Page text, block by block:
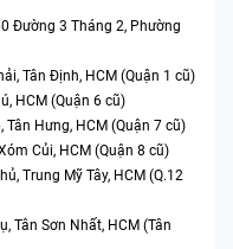
Đường 3 Tháng 2, Phường
Tân Định, HCM (Quận 1 cũ)
HCM (Quận 6 cũ)
Hưng, HCM (Quận 7 cũ)
Củi, HCM (Quận 8 cũ)
Trung Mỹ Tây, HCM (Q.12
Tân Sơn Nhất, HCM (Tân